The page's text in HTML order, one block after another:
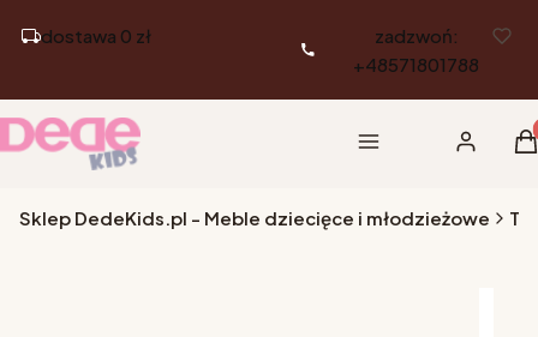
dostawa 0 zł
zadzwoń:
+48571801788
Menu Zaloguj się
Sklep DedeKids.pl - Meble dziecięce i młodzieżowe